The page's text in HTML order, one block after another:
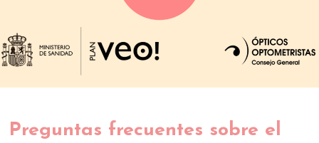
Preguntas frecuentes sobre el